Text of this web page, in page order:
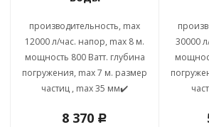
производительность, max
12000 л/час. напор, max 8 м.
мощность 800 Ватт. глубина
погружения, max 7 м. размер
частиц , max 35 мм✔️
8 370 c
30000